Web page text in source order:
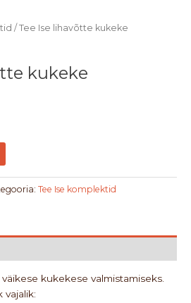
/ Tee Ise lihavõtte kukeke
kukeke
Tee Ise komplektid
kukekese valmistamiseks.
vajalik: